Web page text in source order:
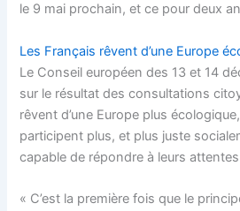
le 9 mai prochain, et ce pour deux
Les Français rêvent d’une Europe
Le Conseil européen des 13 et 14
sur le résultat des consultations
rêvent d’une Europe plus
participent plus, et plus juste
capable de répondre à leurs
« C’est la première fois que le